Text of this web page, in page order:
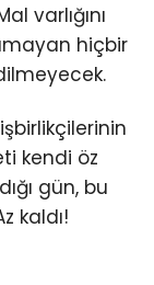
varlığını
hiçbir
işbirlikçilerinin
kendi öz
gün, bu
kaldı!